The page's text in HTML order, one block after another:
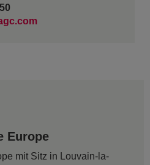
Europe
mit Sitz in Louvain-la-